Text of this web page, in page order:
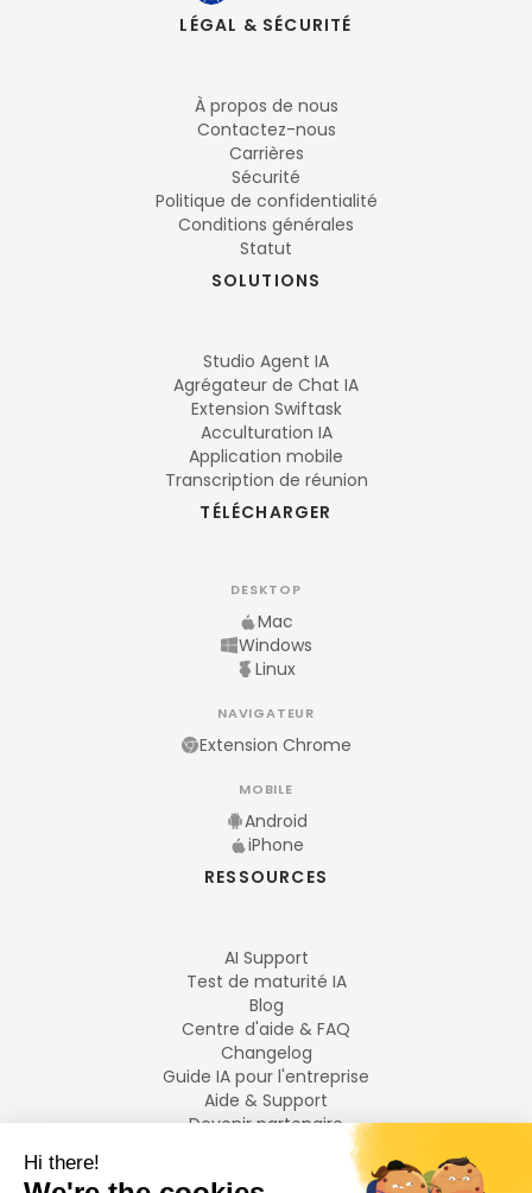
LÉGAL & SÉCURITÉ
À propos de nous
Contactez-nous
Carrières
Sécurité
Politique de confidentialité
Conditions générales
Statut
SOLUTIONS
Studio Agent IA
Agrégateur de Chat IA
Extension Swiftask
Acculturation IA
Application mobile
Transcription de réunion
TÉLÉCHARGER
DESKTOP
Mac
Windows
Linux
NAVIGATEUR
Extension Chrome
MOBILE
Android
iPhone
RESSOURCES
AI Support
Test de maturité IA
Blog
Centre d'aide & FAQ
Changelog
Guide IA pour l'entreprise
Aide & Support
Devenir partenaire
LANGUES